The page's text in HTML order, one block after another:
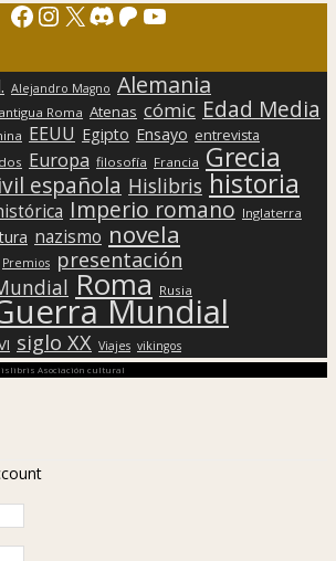
Facebook
Instagram
X Discord
Patreon
YouTube
Alejandro Magno Alemania
antigua Roma Atenas cómic Edad Media
EEUU Egipto Ensayo entrevista
Europa filosofía Francia Grecia
española Hislibris historia
Imperio romano Inglaterra
nazismo novela
Premios presentación
Roma Rusia
Mundial
siglo XX Viajes vikingos
Asociación cultural